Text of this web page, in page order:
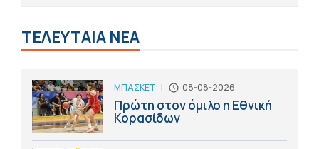
ΤΕΛΕΥΤΑΙΑ ΝΕΑ
ΜΠΑΣΚΕΤ | 08-08-2026
Πρώτη στον όμιλο η Εθνική
Κορασίδων